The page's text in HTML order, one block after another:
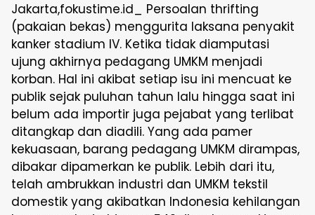
Jakarta,fokustime.id_ Persoalan thrifting
(pakaian bekas) menggurita laksana penyakit
kanker stadium IV. Ketika tidak diamputasi
ujung akhirnya pedagang UMKM menjadi
korban. Hal ini akibat setiap isu ini mencuat ke
publik sejak puluhan tahun lalu hingga saat ini
belum ada importir juga pejabat yang terlibat
ditangkap dan diadili. Yang ada pamer
kekuasaan, barang pedagang UMKM dirampas,
dibakar dipamerkan ke publik. Lebih dari itu,
telah ambrukkan industri dan UMKM tekstil
domestik yang akibatkan Indonesia kehilangan